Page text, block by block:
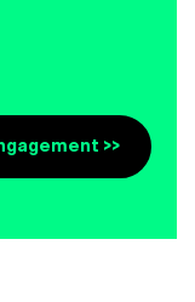
>>